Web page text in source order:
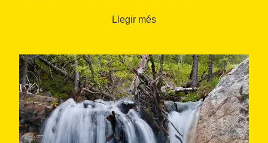
partir d'aquí, el camí continua per la
Llegir més